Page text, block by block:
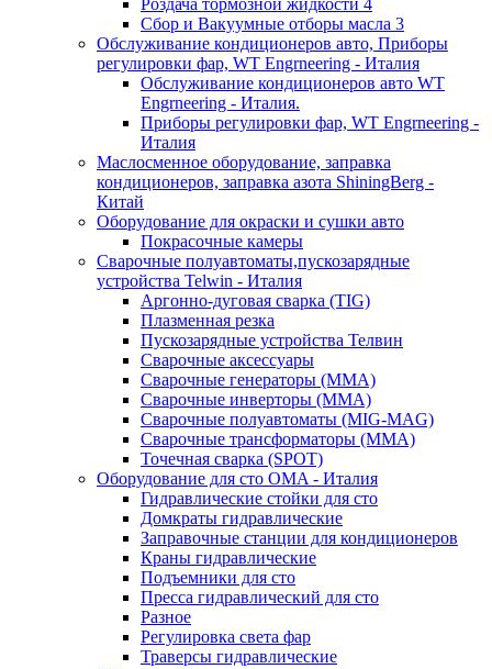
Роздача тормозной жидкости 4
Сбор и Вакуумные отборы масла 3
Обслуживание кондиционеров авто, Приборы
регулировки фар, WT Engrneering - Италия
Обслуживание кондиционеров авто WT
Engrneering - Италия.
Приборы регулировки фар, WT Engrneering -
Италия
Маслосменное оборудование, заправка
кондиционеров, заправка азота ShiningBerg -
Китай
Оборудование для окраски и сушки авто
Покрасочные камеры
Сварочные полуавтоматы,пускозарядные
устройства Telwin - Италия
Аргонно-дуговая сварка (TIG)
Плазменная резка
Пускозарядные устройства Телвин
Сварочные аксессуары
Сварочные генераторы (MMA)
Сварочные инверторы (MMA)
Сварочные полуавтоматы (MIG-MAG)
Сварочные трансформаторы (MMA)
Точечная сварка (SPOT)
Оборудование для сто OMA - Италия
Гидравлические стойки для сто
Домкраты гидравлические
Заправочные станции для кондиционеров
Краны гидравлические
Подъемники для сто
Пресса гидравлический для сто
Разное
Регулировка света фар
Траверсы гидравлические